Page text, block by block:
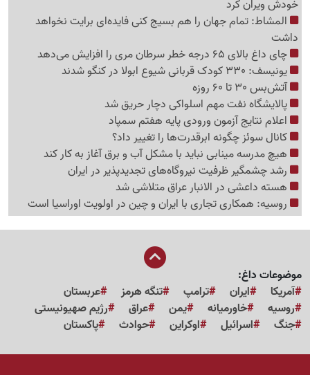
خودش ویران کرد
المشاط: تمام جهان را هم بسیج کنی فایده‌ای برایت نخواهد
داشت
چای داغ بالای 65 درجه خطر سرطان مری را افزایش می‌دهد
یونیسف: 330 کودک قربانی شیوع ابولا در کنگو شدند
آتش‌بس 30 تا 60 روزه
پالایشگاه نفت مهم اسلواکی دچار حریق شد
اعلام نتایج آزمون ورودی پایه هفتم سمپاد
کانال سوئز چگونه ابرقدرت‌ها را تغییر داد؟
هیچ مدرسه مینابی نباید با مشکل آب و برق آغاز به کار کند
رشد چشمگیر ظرفیت نیروگاه‌های تجدیدپذیر در ایران
هسته داعشی در الانبار عراق متلاشی شد
روسیه: همکاری تجاری با ایران و چین در اولویت اوراسیا است
موضوعات داغ:
آمریکا
ایران ترامپ تنگه هرمز
عربستان
روسیه
خاورمیانه یمن عراق
رژیم صهیونیستی
جنگ
اسرائیل اوکراین حوادث پاکستان